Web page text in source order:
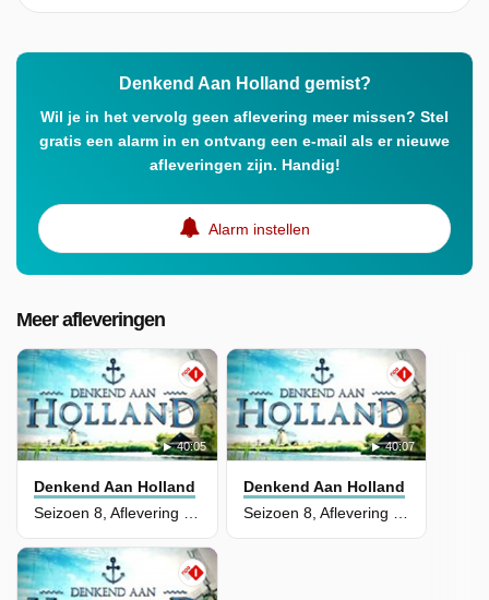
Denkend Aan Holland gemist?
Wil je in het vervolg geen aflevering meer missen? Stel
gratis een alarm in en ontvang een e-mail als er nieuwe
afleveringen zijn. Handig!
Alarm instellen
Meer afleveringen
40:05
Denkend Aan Holland
Seizoen 8, Aflevering 4 - Drenthe
40:07
Denkend Aan Holland
Seizoen 8, Aflevering 3 - Marker Wadden